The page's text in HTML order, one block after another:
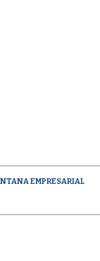
EMPRESARIAL